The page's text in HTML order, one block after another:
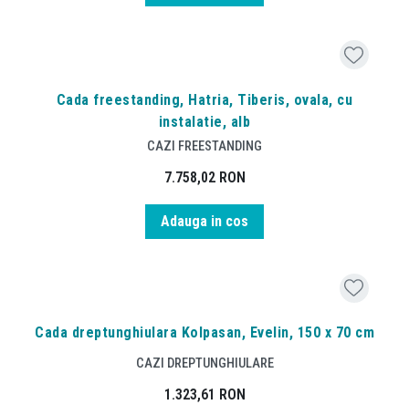
Cada freestanding, Hatria, Tiberis, ovala, cu
instalatie, alb
CAZI FREESTANDING
7.758,02 RON
Adauga in cos
Cada dreptunghiulara Kolpasan, Evelin, 150 x 70 cm
CAZI DREPTUNGHIULARE
1.323,61 RON